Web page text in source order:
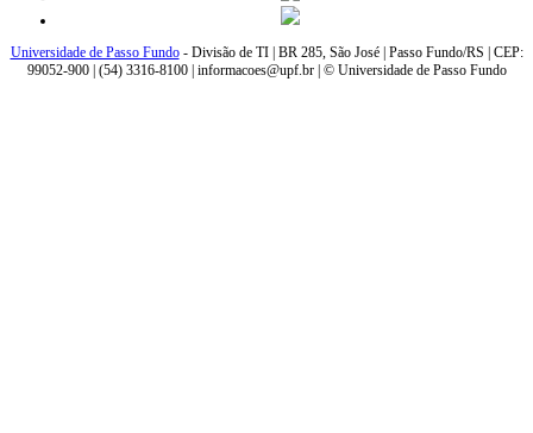
Universidade de Passo Fundo- Divisão de TI | BR 285, São José | Passo Fundo/RS | CEP:
99052-900 | (54) 3316-8100 | informacoes@upf.br | © Universidade de Passo Fundo